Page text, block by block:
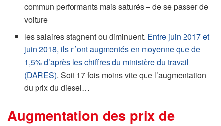
commun performants mais saturés – de se passer de
voiture
les salaires stagnent ou diminuent. Entre juin 2017 et
juin 2018, ils n’ont augmentés en moyenne que de
1,5% d’après les chiffres du ministère du travail
(DARES). Soit 17 fois moins vite que l’augmentation
du prix du diesel…
Augmentation des prix de